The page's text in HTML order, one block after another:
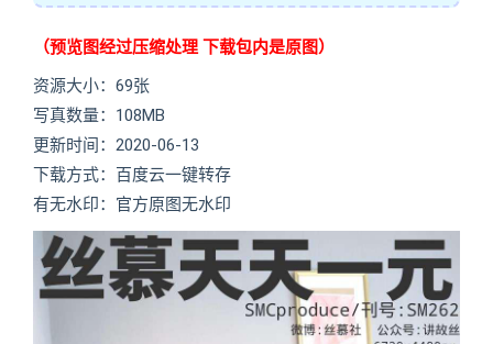
（预览图经过压缩处理 下载包内是原图）
资源大小：69张
写真数量：108MB
更新时间：2020-06-13
下载方式：百度云一键转存
有无水印：官方原图无水印